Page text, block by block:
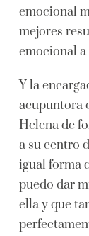
emocional
mejores
emocional
Y la
acupuntora
Helena de
a su centro
igual forma
puedo dar
ella y que